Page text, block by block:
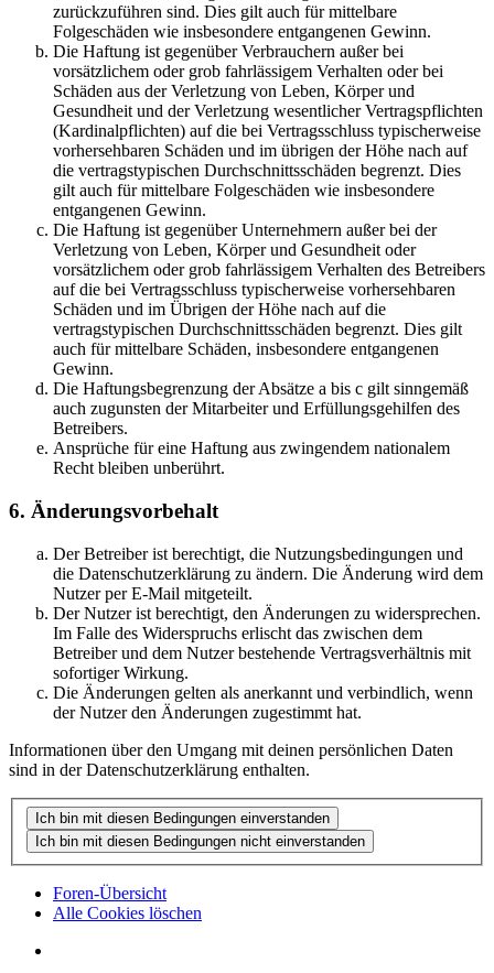
zurückzuführen sind. Dies gilt auch für mittelbare
Folgeschäden wie insbesondere entgangenen Gewinn.
Die Haftung ist gegenüber Verbrauchern außer bei
vorsätzlichem oder grob fahrlässigem Verhalten oder bei
Schäden aus der Verletzung von Leben, Körper und
Gesundheit und der Verletzung wesentlicher Vertragspflichten
(Kardinalpflichten) auf die bei Vertragsschluss typischerweise
vorhersehbaren Schäden und im übrigen der Höhe nach auf
die vertragstypischen Durchschnittsschäden begrenzt. Dies
gilt auch für mittelbare Folgeschäden wie insbesondere
entgangenen Gewinn.
Die Haftung ist gegenüber Unternehmern außer bei der
Verletzung von Leben, Körper und Gesundheit oder
vorsätzlichem oder grob fahrlässigem Verhalten des Betreibers
auf die bei Vertragsschluss typischerweise vorhersehbaren
Schäden und im Übrigen der Höhe nach auf die
vertragstypischen Durchschnittsschäden begrenzt. Dies gilt
auch für mittelbare Schäden, insbesondere entgangenen
Gewinn.
Die Haftungsbegrenzung der Absätze a bis c gilt sinngemäß
auch zugunsten der Mitarbeiter und Erfüllungsgehilfen des
Betreibers.
Ansprüche für eine Haftung aus zwingendem nationalem
Recht bleiben unberührt.
6. Änderungsvorbehalt
Der Betreiber ist berechtigt, die Nutzungsbedingungen und
die Datenschutzerklärung zu ändern. Die Änderung wird dem
Nutzer per E-Mail mitgeteilt.
Der Nutzer ist berechtigt, den Änderungen zu widersprechen.
Im Falle des Widerspruchs erlischt das zwischen dem
Betreiber und dem Nutzer bestehende Vertragsverhältnis mit
sofortiger Wirkung.
Die Änderungen gelten als anerkannt und verbindlich, wenn
der Nutzer den Änderungen zugestimmt hat.
Informationen über den Umgang mit deinen persönlichen Daten
sind in der Datenschutzerklärung enthalten.
Foren-Übersicht
Alle Cookies löschen